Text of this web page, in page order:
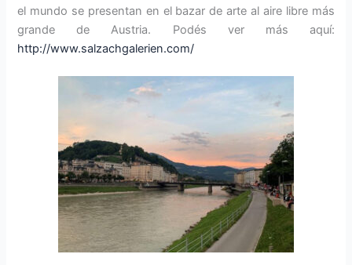
el mundo se presentan en el bazar de arte al aire libre más
grande de Austria. Podés ver más aquí:
http://www.salzachgalerien.com/